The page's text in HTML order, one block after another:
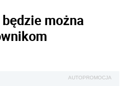
można
AUTOPROMOCJA